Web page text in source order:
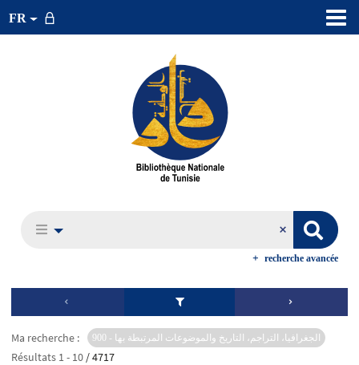
FR
recherche avancée
Ma recherche : 900 - الجغرافيا، التراجم، التاريخ والموضوعات المرتبطة بها
Résultats 1 - 10 / 4717